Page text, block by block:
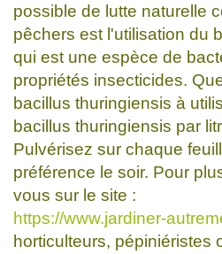
possible de lutte naturelle
pêchers est l'utilisation du
qui est une espèce de
propriétés insecticides.
bacillus thuringiensis à
bacillus thuringiensis par
Pulvérisez sur chaque
préférence le soir. Pour
vous sur le site :
https://www.jardiner-
horticulteurs, pépiniéristes